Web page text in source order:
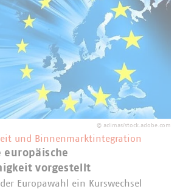
© adimas/stock.adobe.com
und Binnenmarktintegration
europäische
vorgestellt
Europawahl ein Kurswechsel